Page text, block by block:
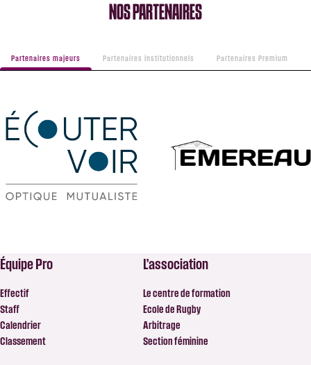
NOS PARTENAIRES
Partenaires majeurs Partenaires institutionnels Partenaires Premium
Équipe Pro
Effectif
Staff
Calendrier
Classement
L’association
Le centre de formation
Ecole de Rugby
Arbitrage
Section féminine